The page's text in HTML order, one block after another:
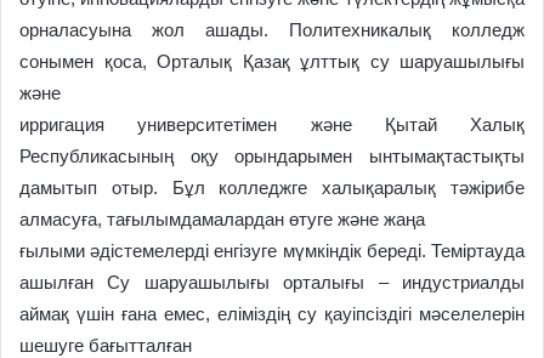
орналасуына жол ашады. Политехникалық колледж
сонымен қоса, Орталық Қазақ ұлттық су шаруашылығы
және
ирригация университетімен және Қытай Халық
Республикасының оқу орындарымен ынтымақтастықты
дамытып отыр. Бұл колледжге халықаралық тәжірибе
алмасуға, тағылымдамалардан өтуге және жаңа
ғылыми әдістемелерді енгізуге мүмкіндік береді. Теміртауда
ашылған Су шаруашылығы орталығы – индустриалды
аймақ үшін ғана емес, еліміздің су қауіпсіздігі мәселелерін
шешуге бағытталған